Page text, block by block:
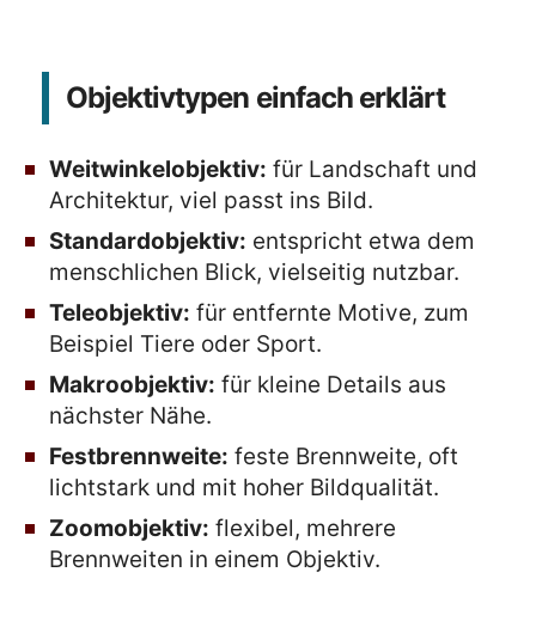
Objektivtypen einfach erklärt
Weitwinkelobjektiv: für Landschaft und
Architektur, viel passt ins Bild.
Standardobjektiv: entspricht etwa dem
menschlichen Blick, vielseitig nutzbar.
Teleobjektiv: für entfernte Motive, zum
Beispiel Tiere oder Sport.
Makroobjektiv: für kleine Details aus
nächster Nähe.
Festbrennweite: feste Brennweite, oft
lichtstark und mit hoher Bildqualität.
Zoomobjektiv: flexibel, mehrere
Brennweiten in einem Objektiv.